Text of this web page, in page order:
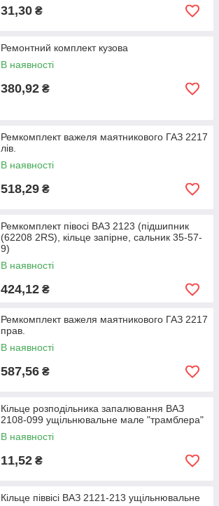
31,30 ₴
Ремонтний комплект кузова
В наявності
380,92 ₴
Ремкомплект важеля маятникового ГАЗ 2217
лів.
В наявності
518,29 ₴
Ремкомплект півосі ВАЗ 2123 (підшипник
(62208 2RS), кільце запірне, сальник 35-57-
9)
В наявності
424,12 ₴
Ремкомплект важеля маятникового ГАЗ 2217
прав.
В наявності
587,56 ₴
Кільце розподільника запалювання ВАЗ
2108-099 ущільнювальне мале "трамблера"
В наявності
11,52 ₴
Кільце піввісі ВАЗ 2121-213 ущільнювальне